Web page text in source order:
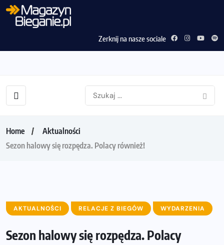
Zerknij na nasze sociale
Home
Aktualności
Sezon halowy się rozpędza. Polacy również!
AKTUALNOŚCI RELACJE Z BIEGÓW WYDARZENIA
Sezon halowy się rozpędza. Polacy